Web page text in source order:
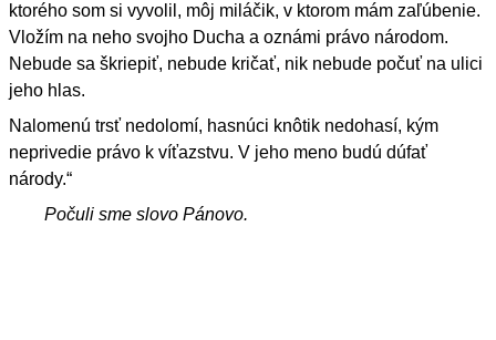
ktorého som si vyvolil, môj miláčik, v ktorom mám zaľúbenie.
Vložím na neho svojho Ducha a oznámi právo národom.
Nebude sa škriepiť, nebude kričať, nik nebude počuť na ulici
jeho hlas.
Nalomenú trsť nedolomí, hasnúci knôtik nedohasí, kým
neprivedie právo k víťazstvu. V jeho meno budú dúfať
národy.“
Počuli sme slovo Pánovo.